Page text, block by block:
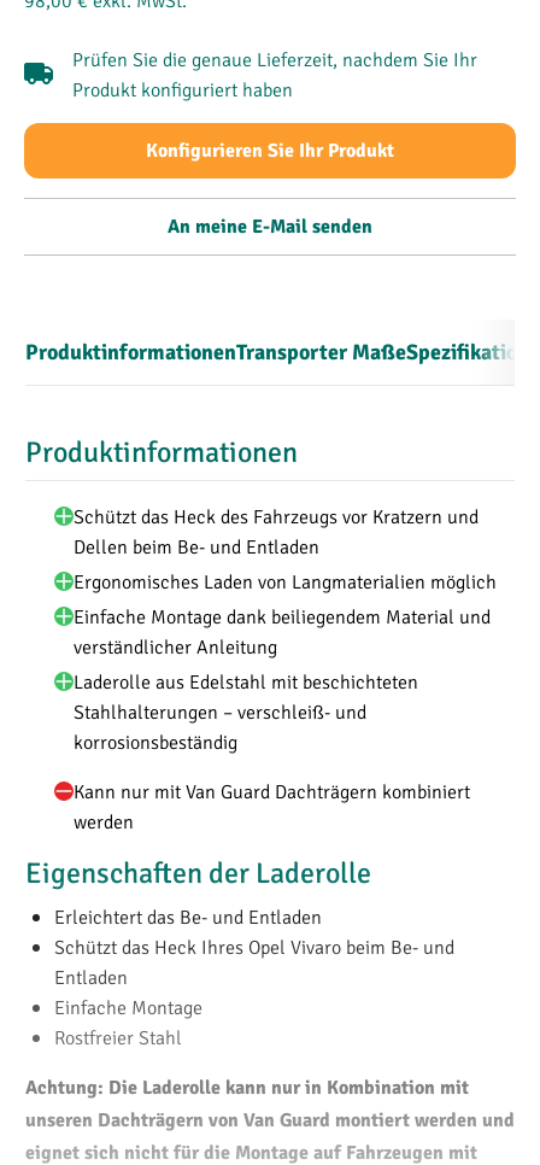
Prüfen Sie die genaue Lieferzeit, nachdem Sie Ihr
Produkt konfiguriert haben
Konfigurieren Sie Ihr Produkt
An meine E-Mail senden
ProduktinformationenTransporter Maße
Produktinformationen
Schützt das Heck des Fahrzeugs vor Kratzern und
Dellen beim Be- und Entladen
Ergonomisches Laden von Langmaterialien möglich
Einfache Montage dank beiliegendem Material und
verständlicher Anleitung
Laderolle aus Edelstahl mit beschichteten
Stahlhalterungen – verschleiß- und
korrosionsbeständig
Kann nur mit Van Guard Dachträgern kombiniert
werden
Eigenschaften der Laderolle
Erleichtert das Be- und Entladen
Schützt das Heck Ihres Opel Vivaro beim Be- und
Entladen
Einfache Montage
Rostfreier Stahl
Achtung: Die Laderolle kann nur in Kombination mit
unseren Dachträgern von Van Guard montiert werden und
eignet sich nicht für die Montage auf Fahrzeugen mit